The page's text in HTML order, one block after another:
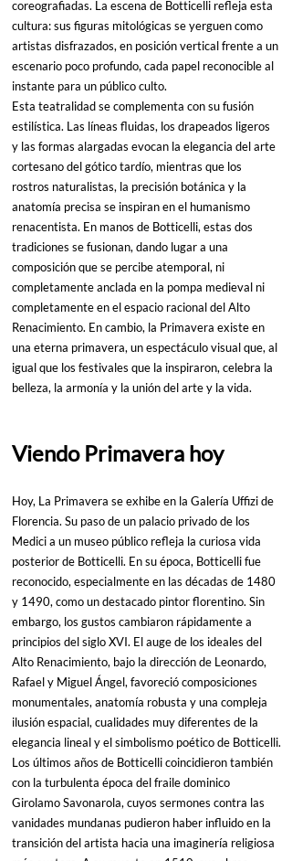
coreografiadas. La escena de Botticelli refleja esta
cultura: sus figuras mitológicas se yerguen como
artistas disfrazados, en posición vertical frente a un
escenario poco profundo, cada papel reconocible al
instante para un público culto.
Esta teatralidad se complementa con su fusión
estilística. Las líneas fluidas, los drapeados ligeros
y las formas alargadas evocan la elegancia del arte
cortesano del gótico tardío, mientras que los
rostros naturalistas, la precisión botánica y la
anatomía precisa se inspiran en el humanismo
renacentista. En manos de Botticelli, estas dos
tradiciones se fusionan, dando lugar a una
composición que se percibe atemporal, ni
completamente anclada en la pompa medieval ni
completamente en el espacio racional del Alto
Renacimiento. En cambio, la Primavera existe en
una eterna primavera, un espectáculo visual que, al
igual que los festivales que la inspiraron, celebra la
belleza, la armonía y la unión del arte y la vida.
Viendo Primavera hoy
Hoy, La Primavera se exhibe en la Galería Uffizi de
Florencia. Su paso de un palacio privado de los
Medici a un museo público refleja la curiosa vida
posterior de Botticelli. En su época, Botticelli fue
reconocido, especialmente en las décadas de 1480
y 1490, como un destacado pintor florentino. Sin
embargo, los gustos cambiaron rápidamente a
principios del siglo XVI. El auge de los ideales del
Alto Renacimiento, bajo la dirección de Leonardo,
Rafael y Miguel Ángel, favoreció composiciones
monumentales, anatomía robusta y una compleja
ilusión espacial, cualidades muy diferentes de la
elegancia lineal y el simbolismo poético de Botticelli.
Los últimos años de Botticelli coincidieron también
con la turbulenta época del fraile dominico
Girolamo Savonarola, cuyos sermones contra las
vanidades mundanas pudieron haber influido en la
transición del artista hacia una imaginería religiosa